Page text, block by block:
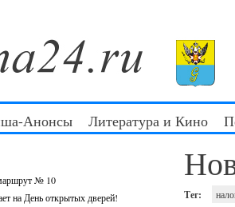
Анонсы Литература и Кино
№ 10
на День открытых дверей! Тег: